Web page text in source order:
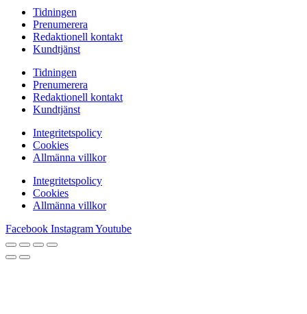
Tidningen
Prenumerera
Redaktionell kontakt
Kundtjänst
Tidningen
Prenumerera
Redaktionell kontakt
Kundtjänst
Integritetspolicy
Cookies
Allmänna villkor
Integritetspolicy
Cookies
Allmänna villkor
Facebook InstagramYoutube